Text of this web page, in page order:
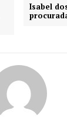
Isabel